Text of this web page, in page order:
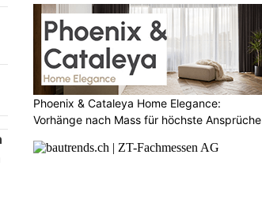
Phoenix & Cataleya Home Elegance:
Vorhänge nach Mass für höchste Ansprüche